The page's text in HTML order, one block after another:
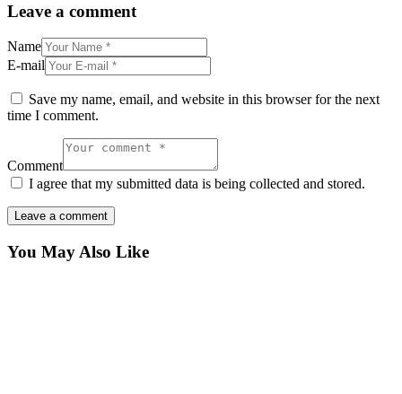
Leave a comment
Name
E-mail
Save my name, email, and website in this browser for the next
time I comment.
Comment
I agree that my submitted data is being collected and stored.
You May Also Like